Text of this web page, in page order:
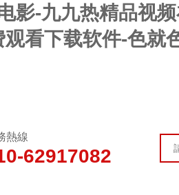
影-九九热精品视
看下载软件-色就
熱線
62917082